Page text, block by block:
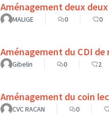
Aménagement deux
MALIGE 0 0
Aménagement du CDI
Gibelin 0 2
Aménagement du coin
CVC RACAN 0